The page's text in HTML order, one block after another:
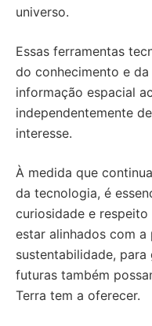
universo.
Essas ferramentas
do conhecimento e
informação espacial
independentemente
interesse.
À medida que
da tecnologia, é
curiosidade e
estar alinhados com a
sustentabilidade,
futuras também
Terra tem a oferecer.